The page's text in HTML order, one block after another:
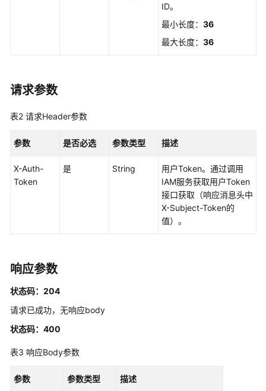
使
前
API
概
用
API
管
SSL
ID。
最小长度： 36
最大长度： 36
请求参数
表2 请求Header参数
参数 是否必选 参数类型 描述
X-Auth-
Token
是 String
用户Token。通过调用
IAM服务获取用户Token
接口获取（响应消息头中
X-Subject-Token的
值）。
响应参数
状态码：204
请求已成功，无响应body
状态码：400
表3 响应Body参数
参数 参数类型 描述